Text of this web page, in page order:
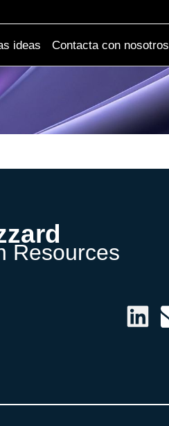
ideas Contacta con nosotros
Resources